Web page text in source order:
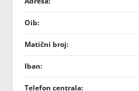
Oib:
Matični broj:
Iban:
Telefon centrala: